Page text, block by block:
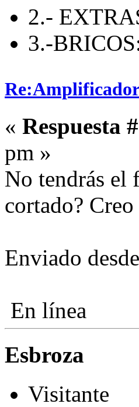
2.-
3.-
« Respuesta
pm »
No tendrás el
cortado?
Enviado
En línea
Esbroza
Visitante